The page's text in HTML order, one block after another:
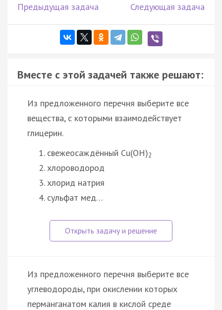
Предыдущая задача Следующая задача
Вместе с этой задачей также решают:
Из предложенного перечня выберите все
вещества, с которыми взаимодействует
глицерин.
свежеосаждённый Cu(OH)2
хлороводород
хлорид натрия
сульфат мед…
Из предложенного перечня выберите все
углеводороды, при окислении которых
перманганатом калия в кислой среде